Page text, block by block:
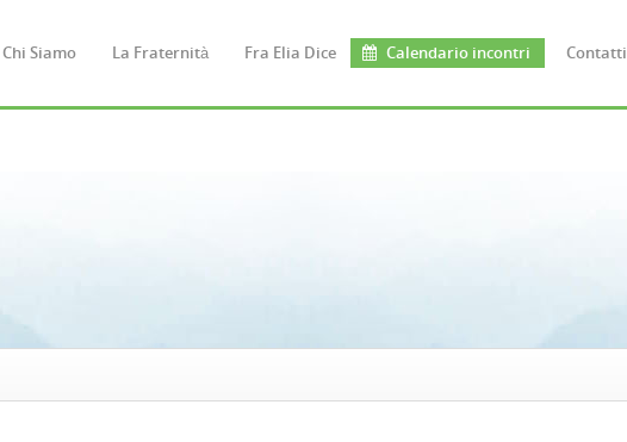
Chi Siamo La Fraternità Fra Elia Dice Calendario incontri Contatti